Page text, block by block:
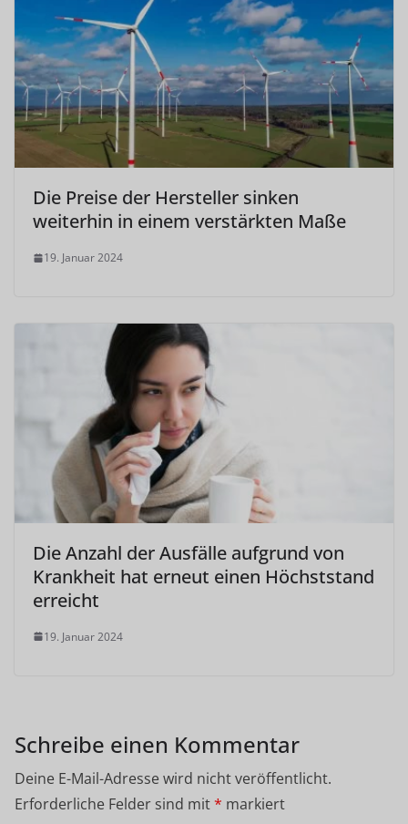
Die Preise der Hersteller sinken
weiterhin in einem verstärkten Maße
19. Januar 2024
Die Anzahl der Ausfälle aufgrund von
Krankheit hat erneut einen Höchststand
erreicht
19. Januar 2024
Schreibe einen Kommentar
Deine E-Mail-Adresse wird nicht veröffentlicht.
Erforderliche Felder sind mit* markiert